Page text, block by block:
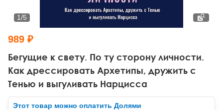
Тревожные расстройства, панические атаки
Другие направления психотерапии
Классический, эриксоновский гипноз и НЛП
НЛП
Психология труда и эргономика
Социальная психология
Социальная и организационная психология
Классический и юнгианский психоанализ
Бегущие к свету. По ту сторону личности.
Как дрессировать Архетипы, дружить с
Тенью и выгуливать Нарцисса
1/5
989 ₽
Этот товар можно оплатить Долями